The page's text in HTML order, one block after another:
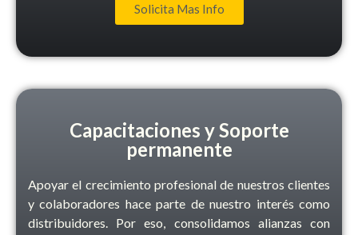
Solicita Mas Info
Capacitaciones y Soporte
permanente
Apoyar el crecimiento profesional de nuestros clientes
y colaboradores hace parte de nuestro interés como
distribuidores. Por eso, consolidamos alianzas con